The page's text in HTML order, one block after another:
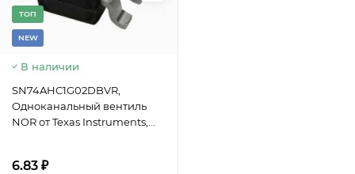
TОП
NEW
В наличии
SN74AHC1G02DBVR,
Одноканальный вентиль
NOR от Texas Instruments,
6.83 ₽